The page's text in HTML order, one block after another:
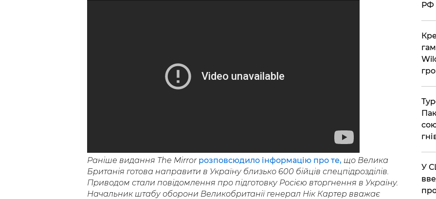
Раніше видання The Mirror розповсюдило інформацію про те, що Велика
Британія готова направити в Україну близько 600 бійців спецпідрозділів.
Приводом стали повідомлення про підготовку Росією вторгнення в Україну.
Начальник штабу оборони Великобританії генерал Нік Картер вважає
РФ
​У